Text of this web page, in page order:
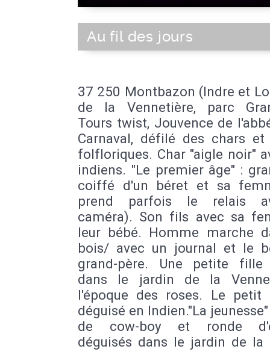
Au fil des jours
37 250 Montbazon (Indre et
de la Vennetière, parc
Tours twist, Jouvence de
Carnaval, défilé des chars et
folfloriques. Char "aigle noir"
indiens. "Le premier âge" :
coiffé d'un béret et sa
prend parfois le relais
caméra). Son fils avec sa
leur bébé. Homme marche
bois/ avec un journal et le
grand-père. Une petite fille
dans le jardin de la
l'époque des roses. Le
déguisé en Indien."La
de cow-boy et ronde
déguisés dans le jardin de la